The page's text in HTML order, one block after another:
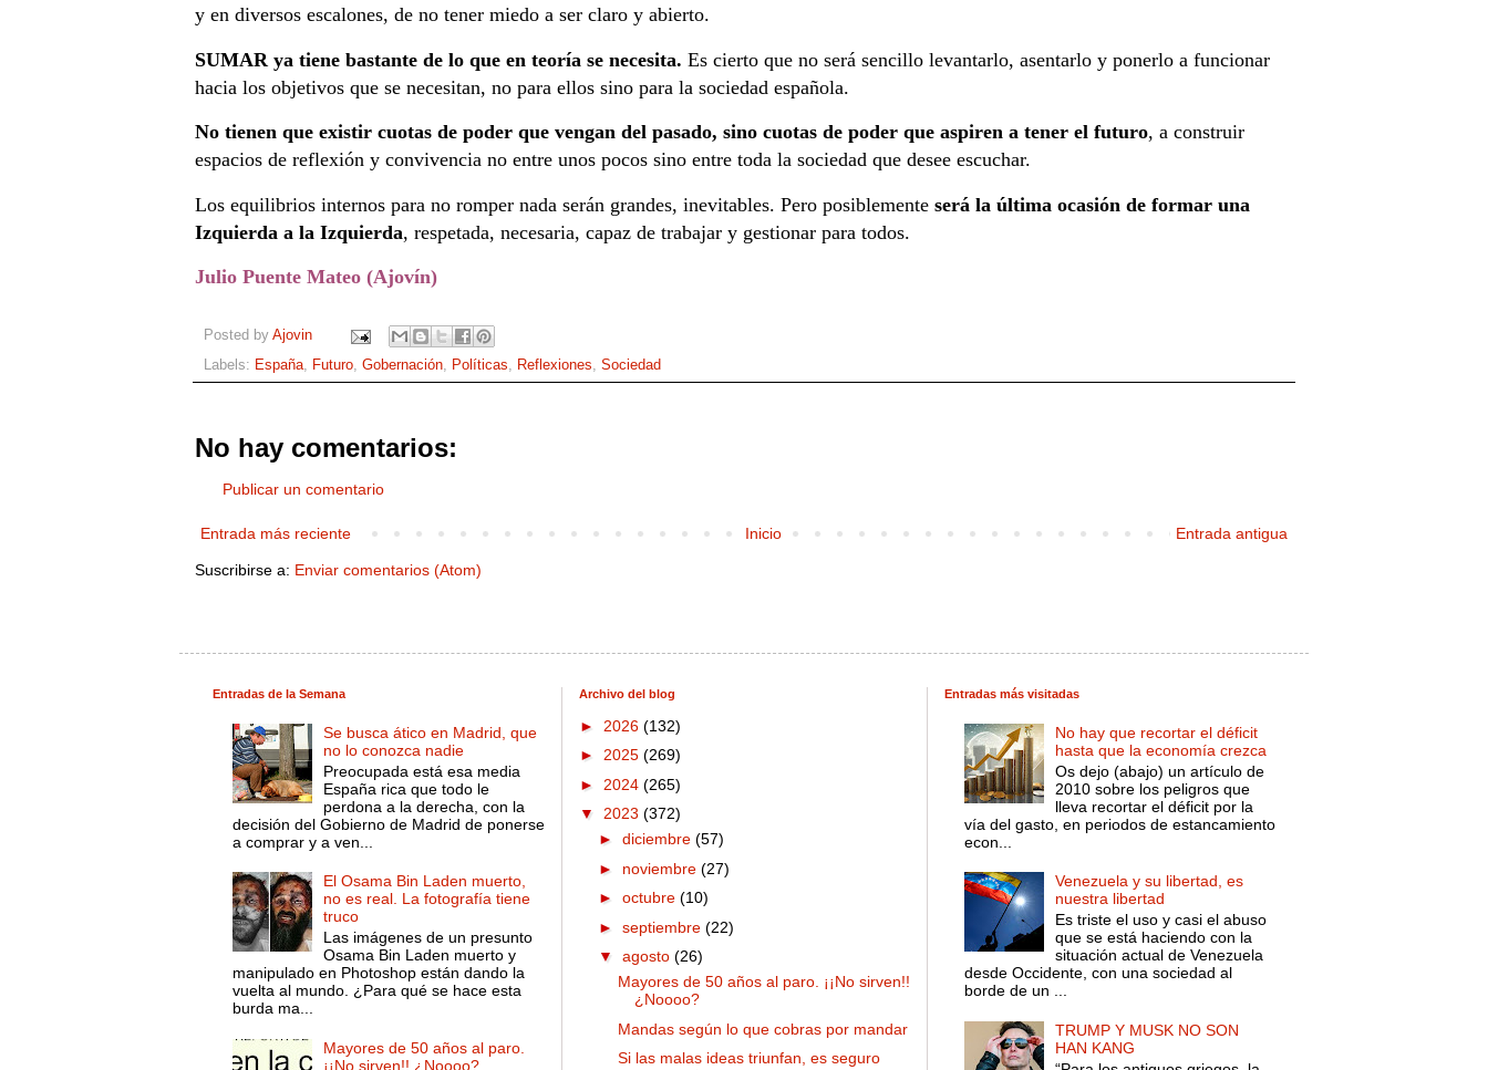
y en diversos escalones, de no tener miedo a ser claro y abierto.
SUMAR ya tiene bastante de lo que en teoría se necesita. Es cierto que no será sencillo levantarlo, asentarlo y ponerlo a funcionar
hacia los objetivos que se necesitan, no para ellos sino para la sociedad española.
No tienen que existir cuotas de poder que vengan del pasado, sino cuotas de poder que aspiren a tener el futuro, a construir
espacios de reflexión y convivencia no entre unos pocos sino entre toda la sociedad que desee escuchar.
Los equilibrios internos para no romper nada serán grandes, inevitables. Pero posiblemente será la última ocasión de formar una
Izquierda a la Izquierda, respetada, necesaria, capaz de trabajar y gestionar para todos.
Julio Puente Mateo (Ajovín)
Posted by Ajovin
Labels: España, Futuro, Gobernación, Políticas, Reflexiones, Sociedad
No hay comentarios:
Publicar un comentario
Entrada más reciente Entrada antigua
Inicio
Suscribirse a: Enviar comentarios (Atom)
Entradas de la Semana
Se busca ático en Madrid, que
no lo conozca nadie
Preocupada está esa media
España rica que todo le
perdona a la derecha, con la
decisión del Gobierno de Madrid de ponerse
a comprar y a ven...
El Osama Bin Laden muerto,
no es real. La fotografía tiene
truco
Las imágenes de un presunto
Osama Bin Laden muerto y
manipulado en Photoshop están dando la
vuelta al mundo. ¿Para qué se hace esta
burda ma...
Mayores de 50 años al paro.
¡¡No sirven!! ¿Noooo?
Archivo del blog
► 2026 (132)
► 2025 (269)
► 2024 (265)
▼ 2023 (372)
► diciembre (57)
► noviembre (27)
► octubre (10)
► septiembre (22)
▼ agosto (26)
Mayores de 50 años al paro. ¡¡No sirven!!
¿Noooo?
Mandas según lo que cobras por mandar
Si las malas ideas triunfan, es seguro
Entradas más visitadas
No hay que recortar el déficit
hasta que la economía crezca
Os dejo (abajo) un artículo de
2010 sobre los peligros que
lleva recortar el déficit por la
vía del gasto, en periodos de estancamiento
econ...
Venezuela y su libertad, es
nuestra libertad
Es triste el uso y casi el abuso
que se está haciendo con la
situación actual de Venezuela
desde Occidente, con una sociedad al
borde de un ...
TRUMP Y MUSK NO SON
HAN KANG